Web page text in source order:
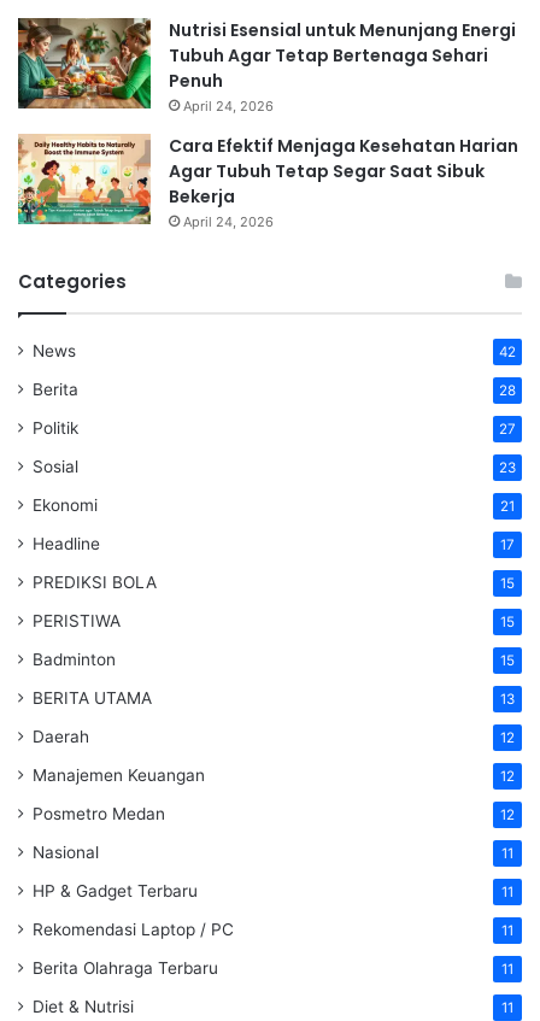
Nutrisi Esensial untuk Menunjang Energi
Tubuh Agar Tetap Bertenaga Sehari
Penuh
April 24, 2026
Cara Efektif Menjaga Kesehatan Harian
Agar Tubuh Tetap Segar Saat Sibuk
Bekerja
April 24, 2026
Categories
News 42
Berita 28
Politik 27
Sosial 23
Ekonomi 21
Headline 17
PREDIKSI BOLA 15
PERISTIWA 15
Badminton 15
BERITA UTAMA 13
Daerah 12
Manajemen Keuangan 12
Posmetro Medan 12
Nasional 11
HP & Gadget Terbaru 11
Rekomendasi Laptop / PC 11
Berita Olahraga Terbaru 11
Diet & Nutrisi 11